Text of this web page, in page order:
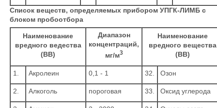
Список веществ, определяемых прибором УПГК-ЛИМБ с
блоком пробоотбора
Наименование
вредного ведества
(ВВ)
Диапазон
концентраций,
мг/м3
Наименование
вредного вещества
(ВВ)
1. Акролеин 0,1 - 1 32. Озон
2. Алкоголь пороговая 33. Оксид углерода